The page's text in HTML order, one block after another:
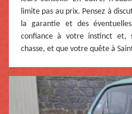
limite pas au prix. Pensez à
la garantie et des
confiance à votre instinct et,
chasse, et que votre quête à